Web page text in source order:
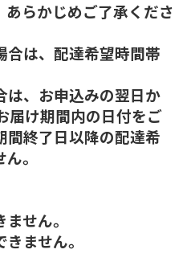
らかじめご了承くださ
は、配達希望時間帯
、お申込みの翌日か
届け期間内の日付をご
間終了日以降の配達希
。
せん。
ません。